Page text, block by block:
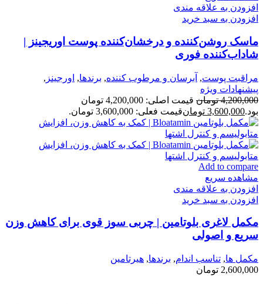
افزودن به علاقه مندی
افزودن به سبد خرید
ماسک روشن‌کننده و درخشان‌کننده پوست اوریجینز |
شاداب‌کننده فوری
مراقبت پوست, آبرسان و مرطوب كننده, برندها, اورجينز ,
پیشنهادات ویژه
4,200,000 تومان
قیمت اصلی: 4,200,000 تومان
بود.3,600,000 تومانقیمت فعلی: 3,600,000 تومان.
Add to compare
مشاهده سریع
افزودن به علاقه مندی
افزودن به سبد خرید
مکمل لاغری بلوتامین | چربی سوز قوی برای کاهش وزن
سریع و اصولی
مكمل ها, تناسب اندام, برندها, هیرتامین
2,600,000 تومان